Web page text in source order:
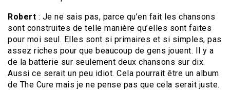
Robert : Je ne sais pas, parce qu’en fait les chansons
sont construites de telle manière qu’elles sont faites
pour moi seul. Elles sont si primaires et si simples, pas
assez riches pour que beaucoup de gens jouent. Il y a
de la batterie sur seulement deux chansons sur dix.
Aussi ce serait un peu idiot. Cela pourrait être un album
de The Cure mais je ne pense pas que cela serait juste.